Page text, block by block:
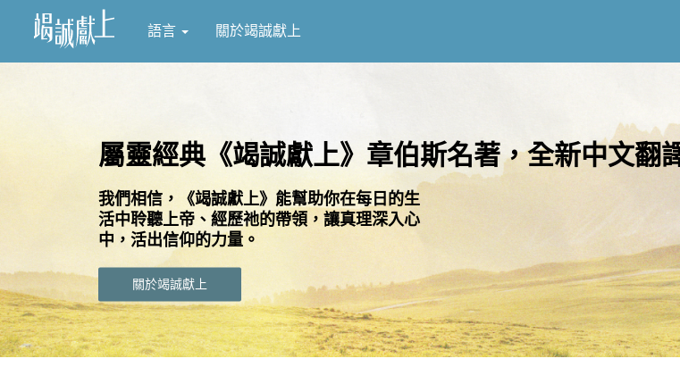
語言 關於竭誠獻上
屬靈經典《竭誠獻上》章伯斯名著，全新中文翻
我們相信，《竭誠獻上》能幫助你在每日的生
活中聆聽上帝、經歷祂的帶領，讓真理深入心
中，活出信仰的力量。
關於竭誠獻上